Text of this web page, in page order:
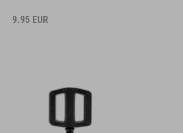
9.95 EUR